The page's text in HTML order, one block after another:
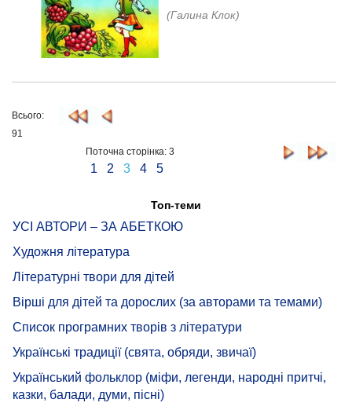
(Галина Клок)
Всього:
91
Поточна сторінка: 3
1 2 3 4 5
Топ-теми
УСІ АВТОРИ – ЗА АБЕТКОЮ
Художня література
Літературні твори для дітей
Вірші для дітей та дорослих (за авторами та темами)
Список програмних творів з літератури
Українські традиції (свята, обряди, звичаї)
Український фольклор (міфи, легенди, народні притчі,
казки, балади, думи, пісні)